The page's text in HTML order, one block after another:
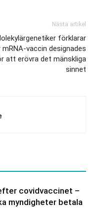
Nästa artikel
förklarar
mRNA-vaccin designades
att erövra det mänskliga
sinnet
covidvaccinet –
myndigheter betala